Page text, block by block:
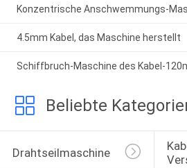
Konzentrische Anschwemmungs-
4.5mm Kabel, das Maschine herstellt
Schiffbruch-Maschine des Kabel-
Beliebte
Drahtseilmaschine